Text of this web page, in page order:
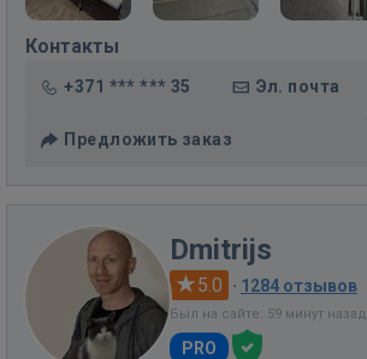
Контакты
+371 *** *** 35 Эл. почта
Предложить заказ
Dmitrijs
5.0 · 1284 отзывов
Был на сайте: 59 минут назад
PRO